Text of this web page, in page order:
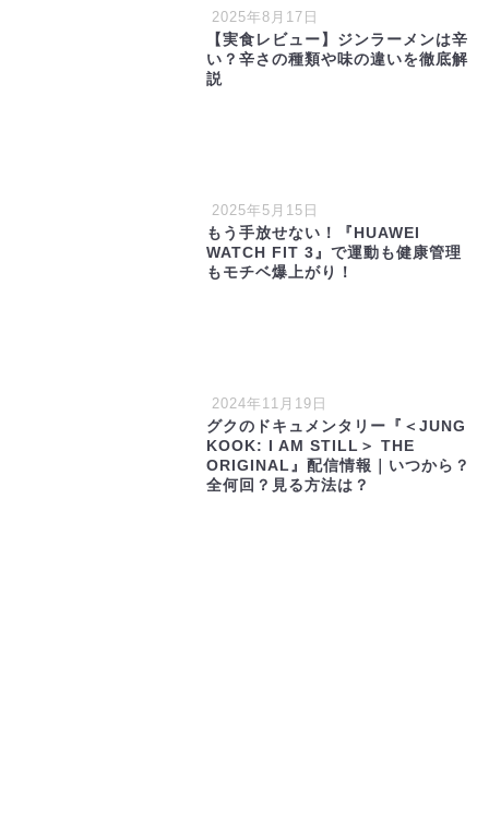
2025年8月17日
【実食レビュー】ジンラーメンは辛
い？辛さの種類や味の違いを徹底解
説
2025年5月15日
もう手放せない！『HUAWEI
WATCH FIT 3』で運動も健康管理
もモチベ爆上がり！
2024年11月19日
グクのドキュメンタリー『＜JUNG
KOOK: I AM STILL＞ THE
ORIGINAL』配信情報｜いつから？
全何回？見る方法は？
インドア最高